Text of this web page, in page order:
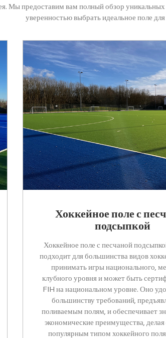
Мы предоставим вам полный обзор
уверенностью выбрать идеальное поле
Хоккейное поле с
подсыпкой
Хоккейное поле с песчаной
подходит для большинства видов
принимать игры национального,
клубного уровня и может быть
FIH на национальном уровне. Оно
большинству требований,
поливаемым полям, и обеспечивает
экономические преимущества,
популярным типом хоккейного